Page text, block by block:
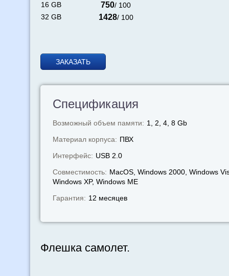
16 GB
750/ 100
32 GB
1428/ 100
ЗАКАЗАТЬ
Спецификация
Возможный объем памяти: 1, 2, 4, 8 Gb
Материал корпуса: ПВХ
Интерфейс: USB 2.0
Совместимость: MacOS, Windows 2000, Windows
Windows XP, Windows МЕ
Гарантия: 12 месяцев
Флешка самолет.